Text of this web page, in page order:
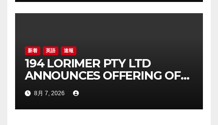
新着 英語 速報
194 LORIMER PTY LTD
ANNOUNCES OFFERING OF
AUD 26,515,286 JUNIOR
SECURED LOAN NOTE OFFER
8月 7, 2026